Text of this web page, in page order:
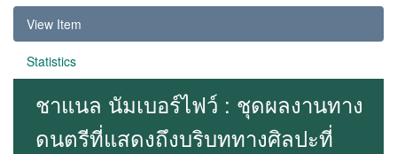
View Item
Statistics
ชาแนล นัมเบอร์ไฟว์ : ชุดผลงานทาง
ดนตรีที่แสดงถึงบริบททางศิลปะที่